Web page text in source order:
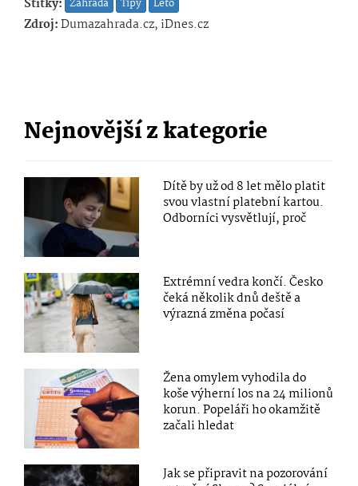
Štítky: Zahrada Tipy Léto
Zdroj:Dumazahrada.cz, iDnes.cz
Nejnovější z kategorie
Dítě by už od 8 let mělo platit
svou vlastní platební kartou.
Odborníci vysvětlují, proč
Extrémní vedra končí. Česko
čeká několik dnů deště a
výrazná změna počasí
Žena omylem vyhodila do
koše výherní los na 24 milionů
korun. Popeláři ho okamžitě
začali hledat
Jak se připravit na pozorování